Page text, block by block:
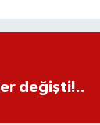
değişti!..